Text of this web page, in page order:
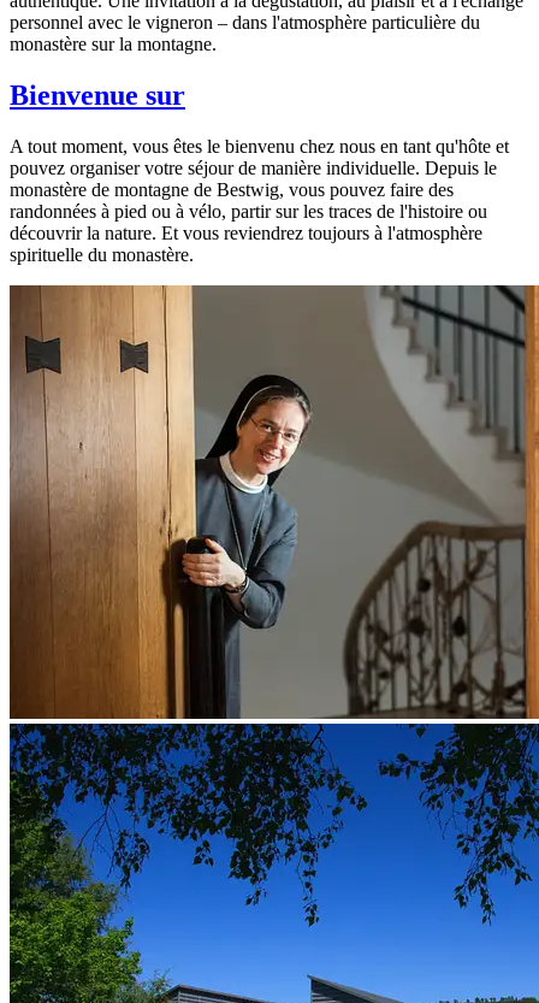
personnel avec le vigneron – dans l'atmosphère particulière du
monastère sur la montagne.
Bienvenue sur
A tout moment, vous êtes le bienvenu chez nous en tant qu'hôte et
pouvez organiser votre séjour de manière individuelle. Depuis le
monastère de montagne de Bestwig, vous pouvez faire des
randonnées à pied ou à vélo, partir sur les traces de l'histoire ou
découvrir la nature. Et vous reviendrez toujours à l'atmosphère
spirituelle du monastère.